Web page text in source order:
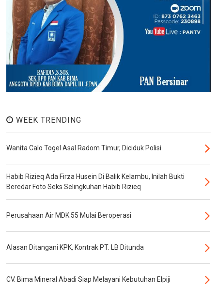
WEEK TRENDING
Wanita Calo Togel Asal Radom Timur, Diciduk Polisi
Habib Rizieq Ada Firza Husein Di Balik Kelambu, Inilah Bukti
Beredar Foto Seks Selingkuhan Habib Rizieq
Perusahaan Air MDK 55 Mulai Beroperasi
Alasan Ditangani KPK, Kontrak PT. LB Ditunda
CV. Bima Mineral Abadi Siap Melayani Kebutuhan Elpiji